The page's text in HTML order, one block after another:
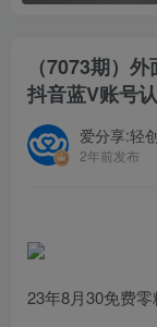
（7073期）
抖音蓝V账号
爱分享:轻
2年前发布
23年8月30免费